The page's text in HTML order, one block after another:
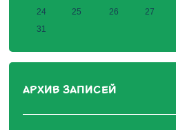
24
25 26 27
31
АРХИВ ЗАПИСЕЙ